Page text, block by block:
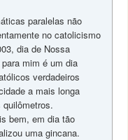
paralelas não
no catolicismo
dia de Nossa
mim é um dia
verdadeiros
a mais longa
bem, em dia tão
uma gincana.